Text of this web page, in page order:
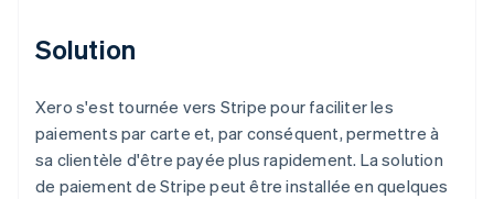
Solution
Xero s'est tournée vers Stripe pour faciliter les
paiements par carte et, par conséquent, permettre à
sa clientèle d'être payée plus rapidement. La solution
de paiement de Stripe peut être installée en quelques